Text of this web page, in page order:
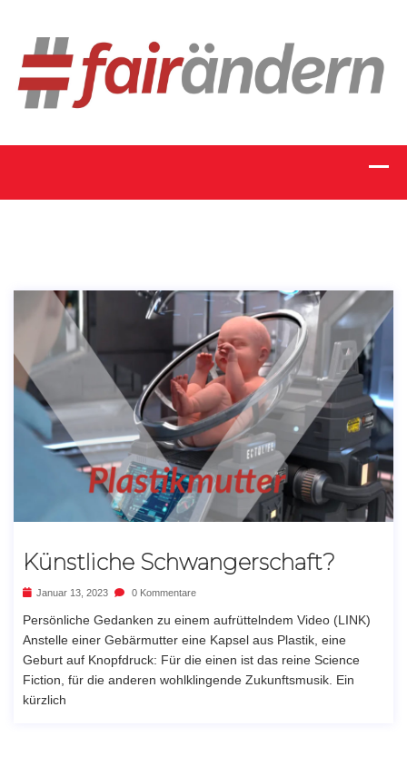
Künstliche Schwangerschaft?
Januar 13, 2023 0 Kommentare
Persönliche Gedanken zu einem aufrüttelndem Video (LINK)
Anstelle einer Gebärmutter eine Kapsel aus Plastik, eine
Geburt auf Knopfdruck: Für die einen ist das reine Science
Fiction, für die anderen wohlklingende Zukunftsmusik. Ein
kürzlich